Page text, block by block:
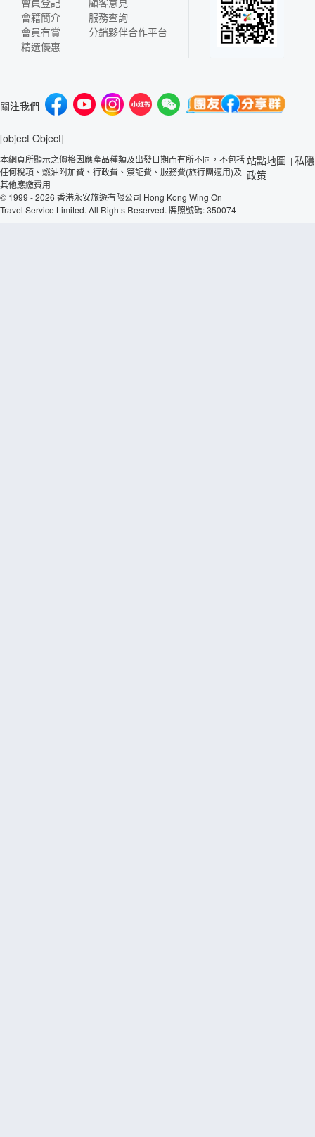
會籍簡介
會員有賞
精選優惠
服務查詢
分銷夥伴合作平台
關注我們
[object Object]
本網頁所顯示之價格因應產品種類及出發日期而有所不同，不包括
任何稅項、燃油附加費、行政費、簽証費、服務費(旅行團適用)及
其他應繳費用
© 1999 - 2026 香港永安旅遊有限公司 Hong Kong Wing On
Travel Service Limited. All Rights Reserved. 牌照號碼: 350074
站點地圖 | 私隱
政策